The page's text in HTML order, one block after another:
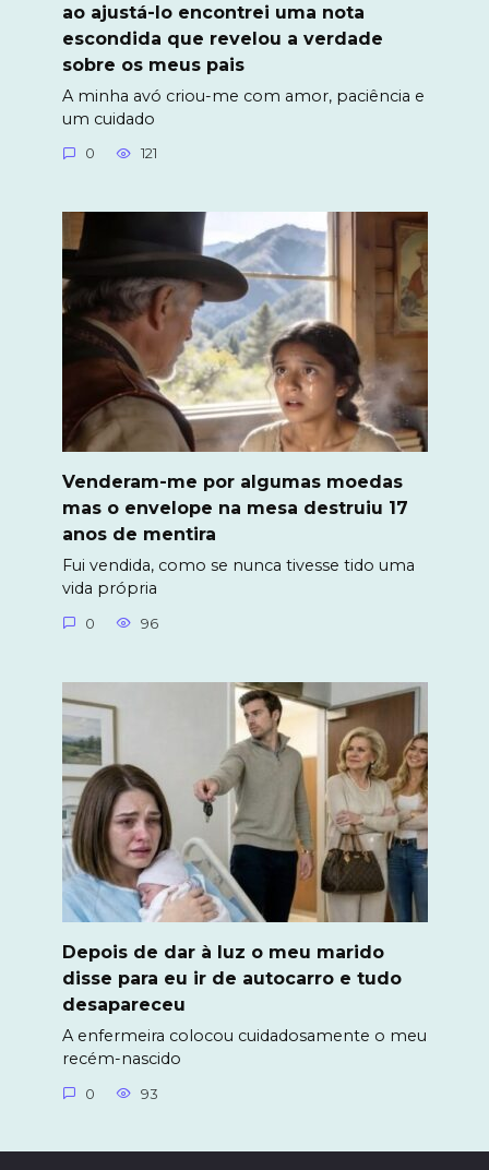
ao ajustá-lo encontrei uma nota
escondida que revelou a verdade
sobre os meus pais
A minha avó criou-me com amor, paciência e
um cuidado
0 121
Venderam-me por algumas moedas
mas o envelope na mesa destruiu 17
anos de mentira
Fui vendida, como se nunca tivesse tido uma
vida própria
0 96
Depois de dar à luz o meu marido
disse para eu ir de autocarro e tudo
desapareceu
A enfermeira colocou cuidadosamente o meu
recém-nascido
0 93